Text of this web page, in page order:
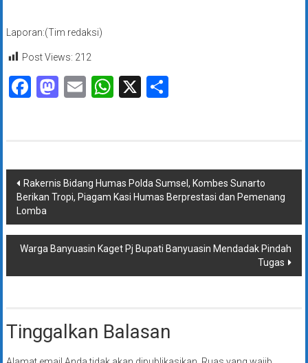
Laporan:(Tim redaksi)
Post Views: 212
Facebook
Mastodon
EmailWhatsApp
X
Navigasi
pos
Rakernis Bidang Humas Polda Sumsel, Kombes Sunarto
Berikan Tropi, Piagam Kasi Humas Berprestasi dan Pemenang
Lomba
Warga Banyuasin Kaget Pj Bupati Banyuasin Mendadak Pindah
Tugas
Tinggalkan Balasan